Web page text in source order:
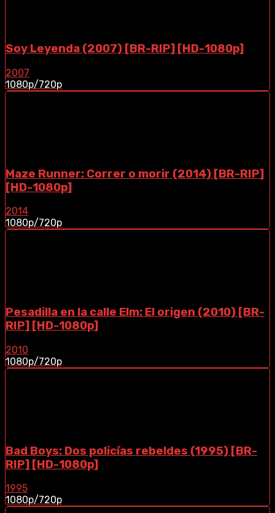
Soy Leyenda (2007) [BR-RIP] [HD-1080p]
2007
1080p/720p
Maze Runner: Correr o morir (2014) [BR-RIP]
[HD-1080p]
2014
1080p/720p
Pesadilla en la calle Elm: El origen (2010) [BR-
RIP] [HD-1080p]
2010
1080p/720p
Bad Boys: Dos policías rebeldes (1995) [BR-
RIP] [HD-1080p]
1995
1080p/720p